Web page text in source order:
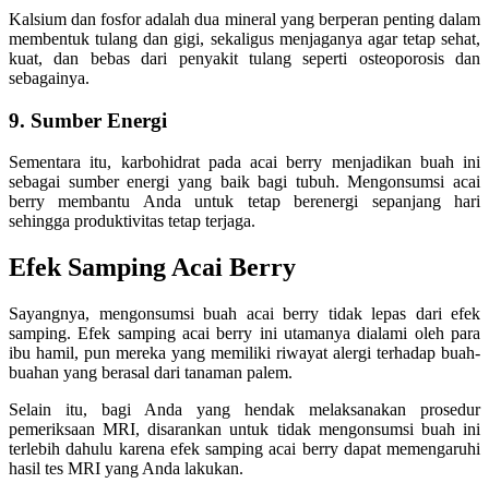
Kalsium dan fosfor adalah dua mineral yang berperan penting dalam
membentuk tulang dan gigi, sekaligus menjaganya agar tetap sehat,
kuat, dan bebas dari penyakit tulang seperti osteoporosis dan
sebagainya.
9. Sumber Energi
Sementara itu, karbohidrat pada acai berry menjadikan buah ini
sebagai sumber energi yang baik bagi tubuh. Mengonsumsi acai
berry membantu Anda untuk tetap berenergi sepanjang hari
sehingga produktivitas tetap terjaga.
Efek Samping Acai Berry
Sayangnya, mengonsumsi buah acai berry tidak lepas dari efek
samping. Efek samping acai berry ini utamanya dialami oleh para
ibu hamil, pun mereka yang memiliki riwayat alergi terhadap buah-
buahan yang berasal dari tanaman palem.
Selain itu, bagi Anda yang hendak melaksanakan prosedur
pemeriksaan MRI, disarankan untuk tidak mengonsumsi buah ini
terlebih dahulu karena efek samping acai berry dapat memengaruhi
hasil tes MRI yang Anda lakukan.